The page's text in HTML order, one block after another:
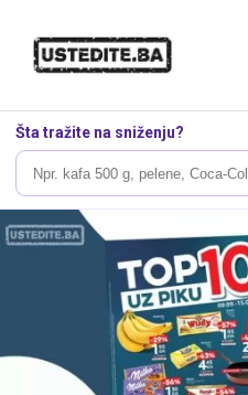
Šta tražite na sniženju?